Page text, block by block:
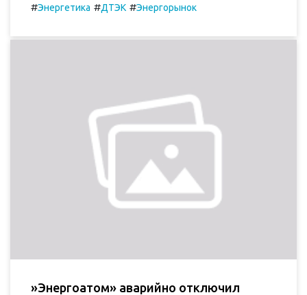
#Энергетика #ДТЭК #Энергорынок
»Энергоатом» аварийно отключил